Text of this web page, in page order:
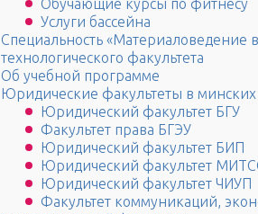
Обучающие курсы по фитнесу
Услуги бассейна
Специальность
технологического факультета
Об учебной программе
Юридические факультеты в минских
Юридический факультет БГУ
Факультет права БГЭУ
Юридический факультет БИП
Юридический факультет
Юридический факультет ЧИУП
Факультет коммуникаций,